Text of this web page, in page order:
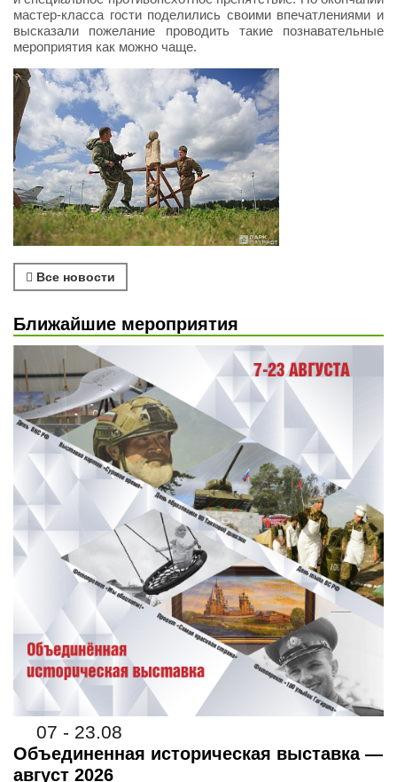
мастер-класса гости поделились своими впечатлениями и
высказали пожелание проводить такие познавательные
мероприятия как можно чаще.
Все новости
Ближайшие мероприятия
07 - 23.08
Объединенная историческая выставка —
август 2026